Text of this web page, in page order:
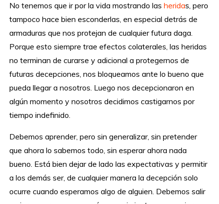
No tenemos que ir por la vida mostrando lasheridas, pero
tampoco hace bien esconderlas, en especial detrás de
armaduras que nos protejan de cualquier futura daga.
Porque esto siempre trae efectos colaterales, las heridas
no terminan de curarse y adicional a protegernos de
futuras decepciones, nos bloqueamos ante lo bueno que
pueda llegar a nosotros. Luego nos decepcionaron en
algún momento y nosotros decidimos castigarnos por
tiempo indefinido.
Debemos aprender, pero sin generalizar, sin pretender
que ahora lo sabemos todo, sin esperar ahora nada
bueno. Está bien dejar de lado las expectativas y permitir
a los demás ser, de cualquier manera la decepción solo
ocurre cuando esperamos algo de alguien. Debemos salir